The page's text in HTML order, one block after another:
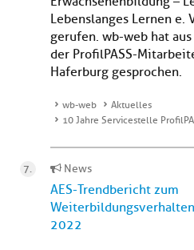
Lebenslanges Lernen e.
gerufen. wb-web hat
der ProfilPASS-
Haferburg gesprochen.
wb-web
Aktuelles
10 Jahre Servicestelle
News
AES-Trendbericht zum
2022